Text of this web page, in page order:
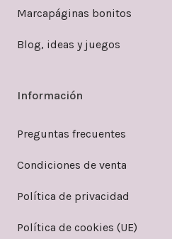
Marcapáginas bonitos
Blog, ideas y juegos
Información
Preguntas frecuentes
Condiciones de venta
Política de privacidad
Política de cookies (UE)